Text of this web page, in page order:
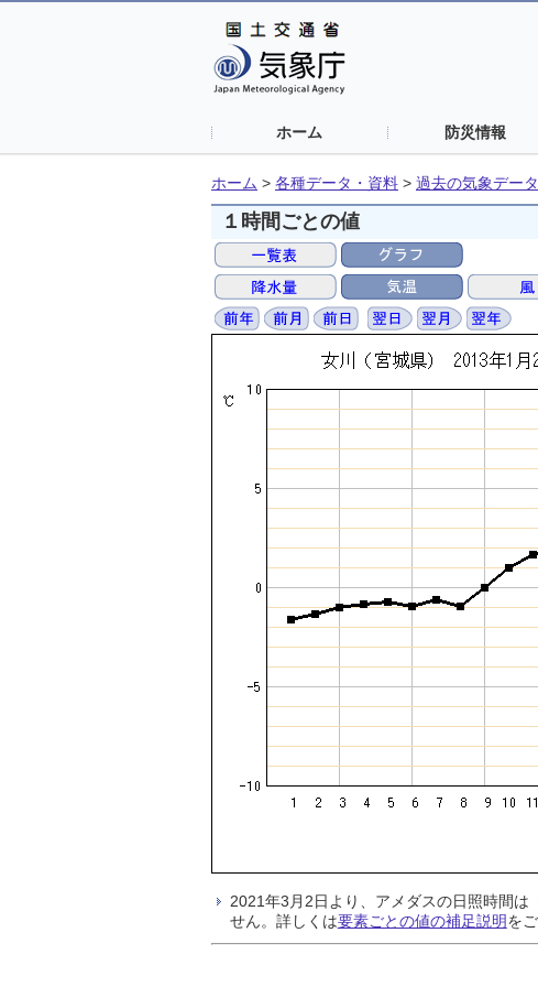
ホーム 防災情報
ホーム > 各種データ・資料 > 過去の気象デー
１時間ごとの値
2021年3月2日より、アメダスの日照時間は
せん。詳しくは要素ごとの値の補足説明を